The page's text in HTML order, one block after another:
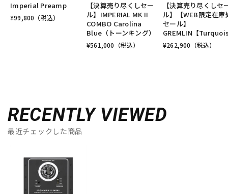
Imperial Preamp
¥99,800 （税込）
【決算売り尽くしセー
ル】IMPERIAL MK II
COMBO Carolina
Blue（トーンキング）
¥561,000 （税込）
【決算売り尽くしセ
ル】【WEB限定在庫
セール】
GREMLIN【
¥262,900 （税込）
RECENTLY VIEWED
最近チェックした商品